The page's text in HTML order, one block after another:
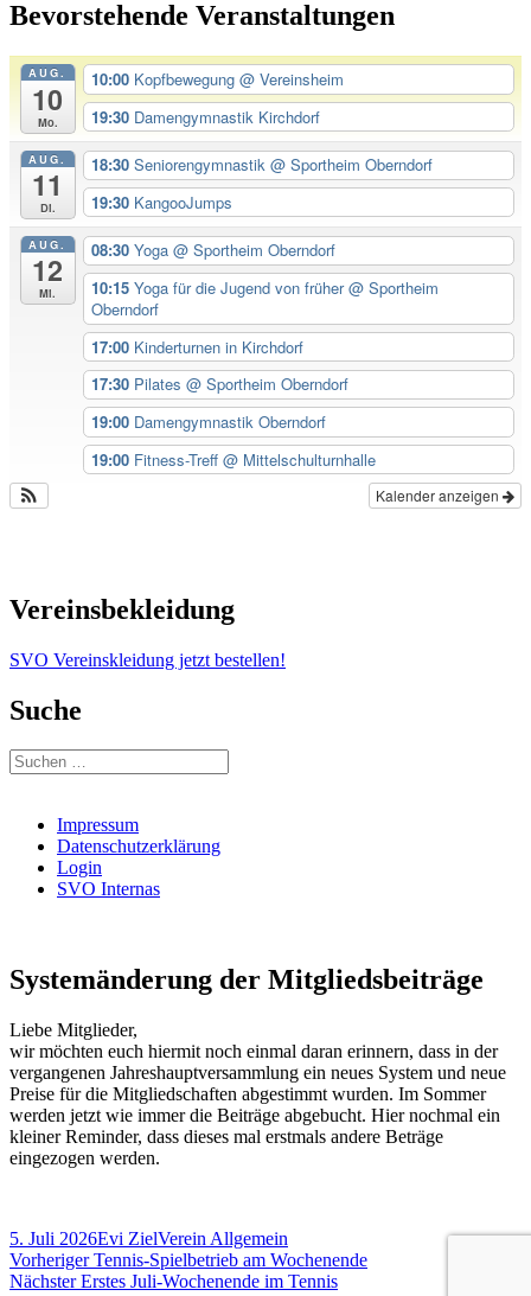
Bevorstehende Veranstaltungen
AUG.
10
Mo.
10:00 Kopfbewegung @ Vereinsheim
19:30 Damengymnastik Kirchdorf
AUG.
11
Di.
18:30 Seniorengymnastik @ Sportheim Oberndorf
19:30 KangooJumps
AUG.
12
Mi.
08:30 Yoga @ Sportheim Oberndorf
10:15 Yoga für die Jugend von früher@ Sportheim
Oberndorf
17:00 Kinderturnen in Kirchdorf
17:30 Pilates @ Sportheim Oberndorf
19:00 Damengymnastik Oberndorf
19:00 Fitness-Treff @ Mittelschulturnhalle
Kalender anzeigen
Vereinsbekleidung
SVO Vereinskleidung jetzt bestellen!
Suche
Suchen
nach:
Impressum
Datenschutzerklärung
Login
SVO Internas
Systemänderung der Mitgliedsbeiträge
Liebe Mitglieder,
wir möchten euch hiermit noch einmal daran erinnern, dass in der
vergangenen Jahreshauptversammlung ein neues System und neue
Preise für die Mitgliedschaften abgestimmt wurden. Im Sommer
werden jetzt wie immer die Beiträge abgebucht. Hier nochmal ein
kleiner Reminder, dass dieses mal erstmals andere Beträge
eingezogen werden.
Veröffentlicht
am
5. Juli 2026Autor
Evi ZielKategorien
Verein Allgemein
Beitragsnavigation
Vorheriger Vorheriger
Beitrag:
Tennis-Spielbetrieb am Wochenende
Nächster Nächster
Erstes Juli-Wochenende im Tennis